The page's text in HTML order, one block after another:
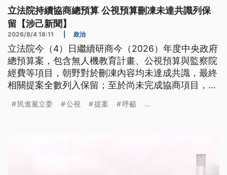
立法院持續協商總預算 公視預算刪凍未達共識列保
留【涉己新聞】
2026/8/4 18:11 政治
立法院今（4）日繼續研商今（2026）年度中央政府
總預算案，包含無人機教育計畫、公視預算與監察院
經費等項目，朝野對於刪凍內容均未達成共識，最終
相關提案全數列入保留；至於尚未完成協商項目，則
民進黨立委 公視 提案 呼籲 ...